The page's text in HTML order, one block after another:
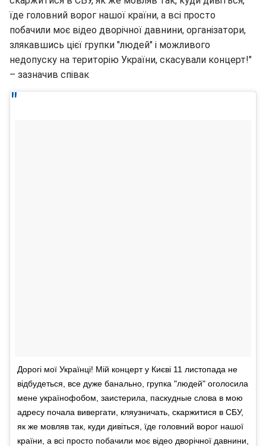
їде головний ворог нашої країни, а всі просто
побачили моє відео дворічної давнини, організатори,
злякавшись цієї групки "людей" і можливого
недопуску на територію України, скасували концерт!"
– зазначив співак
Дорогі мої Українці! Мій концерт у Києві 11 листопада не
відбудеться, все дуже банально, групка "людей" оголосила
мене українофобом, заистерила, паскудные слова в мою
адресу почала вивергати, кляузничать, скаржитися в СБУ,
як же мовляв так, куди дивіться, їде головний ворог нашої
країни, а всі просто побачили моє відео дворічної давнини,